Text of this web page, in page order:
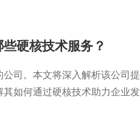
硬核技术服务？
司。本文将深入解析该公司
如何通过硬核技术助力企业发